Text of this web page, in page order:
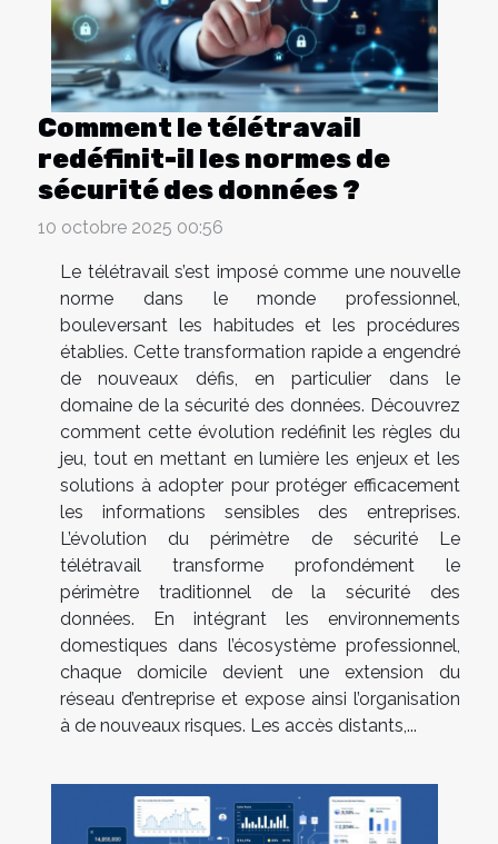
Comment le télétravail
redéfinit-il les normes de
sécurité des données ?
10 octobre 2025 00:56
Le télétravail s’est imposé comme une nouvelle
norme dans le monde professionnel,
bouleversant les habitudes et les procédures
établies. Cette transformation rapide a engendré
de nouveaux défis, en particulier dans le
domaine de la sécurité des données. Découvrez
comment cette évolution redéfinit les règles du
jeu, tout en mettant en lumière les enjeux et les
solutions à adopter pour protéger efficacement
les informations sensibles des entreprises.
L’évolution du périmètre de sécurité Le
télétravail transforme profondément le
périmètre traditionnel de la sécurité des
données. En intégrant les environnements
domestiques dans l’écosystème professionnel,
chaque domicile devient une extension du
réseau d’entreprise et expose ainsi l’organisation
à de nouveaux risques. Les accès distants,...